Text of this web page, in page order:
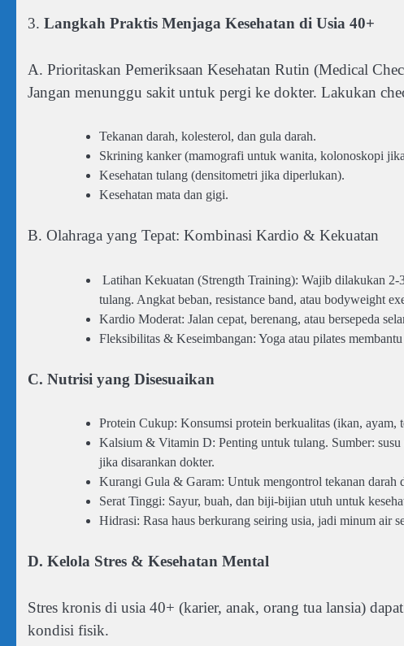
3. Langkah Praktis Menjaga Kesehatan di Usia 40+
A. Prioritaskan Pemeriksaan Kesehatan Rutin (Medical
Jangan menunggu sakit untuk pergi ke dokter. Lakukan
Tekanan darah, kolesterol, dan gula darah.
Skrining kanker (mamografi untuk wanita, kolonoskopi
Kesehatan tulang (densitometri jika diperlukan).
Kesehatan mata dan gigi.
B. Olahraga yang Tepat: Kombinasi Kardio & Kekuatan
Latihan Kekuatan (Strength Training): Wajib dilakukan 2-
tulang. Angkat beban, resistance band, atau bodyweight
Kardio Moderat: Jalan cepat, berenang, atau bersepeda
Fleksibilitas & Keseimbangan: Yoga atau pilates
C. Nutrisi yang Disesuaikan
Protein Cukup: Konsumsi protein berkualitas (ikan, ayam,
Kalsium & Vitamin D: Penting untuk tulang. Sumber:
jika disarankan dokter.
Kurangi Gula & Garam: Untuk mengontrol tekanan darah
Serat Tinggi: Sayur, buah, dan biji-bijian utuh untuk
Hidrasi: Rasa haus berkurang seiring usia, jadi minum air
D. Kelola Stres & Kesehatan Mental
Stres kronis di usia 40+ (karier, anak, orang tua lansia)
kondisi fisik.